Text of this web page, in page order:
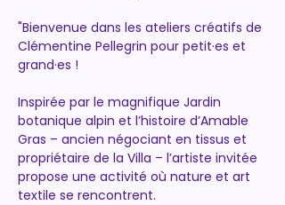
"Bienvenue dans les ateliers créatifs de
Clémentine Pellegrin pour petit·es et
grand·es !
Inspirée par le magnifique Jardin
botanique alpin et l’histoire d’Amable
Gras – ancien négociant en tissus et
propriétaire de la Villa – l’artiste invitée
propose une activité où nature et art
textile se rencontrent.